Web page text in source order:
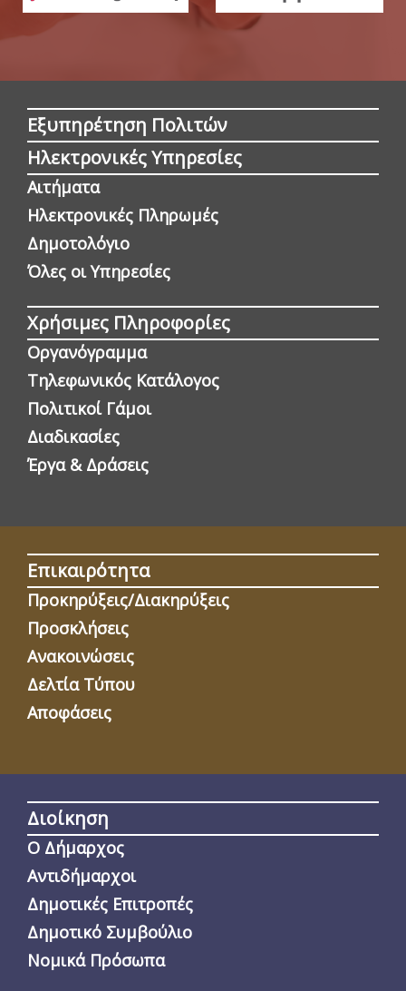
Εξυπηρέτηση Πολιτών
Ηλεκτρονικές Υπηρεσίες
Αιτήματα
Ηλεκτρονικές Πληρωμές
Δημοτολόγιο
Όλες οι Yπηρεσίες
Χρήσιμες Πληροφορίες
Οργανόγραμμα
Τηλεφωνικός Κατάλογος
Πολιτικοί Γάμοι
Διαδικασίες
Έργα & Δράσεις
Επικαιρότητα
Προκηρύξεις/Διακηρύξεις
Προσκλήσεις
Ανακοινώσεις
Δελτία Τύπου
Αποφάσεις
Διοίκηση
Ο Δήμαρχος
Αντιδήμαρχοι
Δημοτικές Επιτροπές
Δημοτικό Συμβούλιο
Νομικά Πρόσωπα